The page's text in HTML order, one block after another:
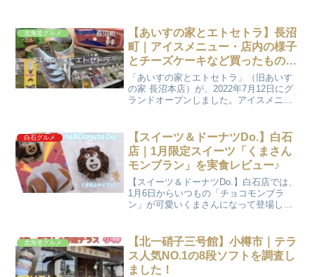
お店の名前はお持ち帰り専門店【包・
包】（パオパオ）白石店です。...
北海道グルメ
【あいすの家とエトセトラ】長沼
町｜アイスメニュー・店内の様子
とチーズケーキなど買ったものも
紹介します！
「あいすの家とエトセトラ」（旧あいす
の家 長沼本店）が、2022年7月12日にグ
ランドオープンしました。アイスメニュ
たくさん登場しているそうです。RUN2ず
っと気になっ...
白石グルメ
【スイーツ＆ドーナツDo.】白石
店｜1月限定スイーツ「くまさん
モンブラン」を実食レビュー♪
【スイーツ＆ドーナツDo.】白石店では、
1月6日からいつもの「チョコモンブラ
ン」が可愛いくまさんになって登場しま
さん好きの娘に…RUN2くまさんモンブラ
ンが今日から...
北海道グルメ
【北一硝子三号館】小樽市｜テラ
ス人気NO.1の8段ソフトを調査し
ました！